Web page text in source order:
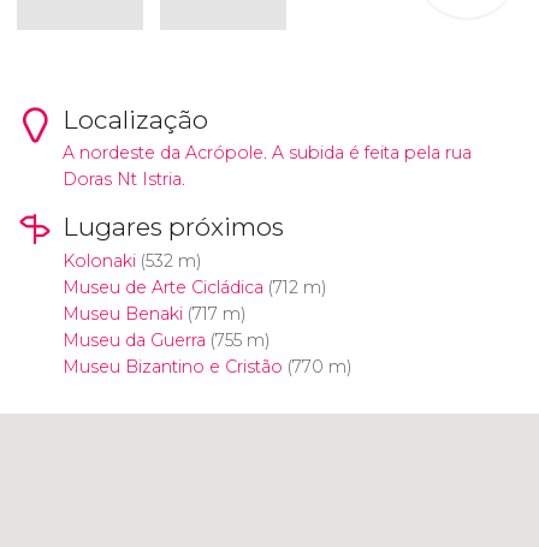
Localização
A nordeste da Acrópole. A subida é feita pela rua
Doras Nt Istria.
Lugares próximos
Kolonaki(532 m)
Museu de Arte Cicládica (712 m)
Museu Benaki(717 m)
Museu da Guerra (755 m)
Museu Bizantino e Cristão (770 m)